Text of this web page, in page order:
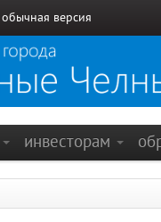
обычная версия
инвесторам